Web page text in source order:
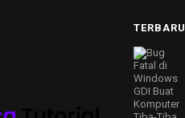
TERBARU